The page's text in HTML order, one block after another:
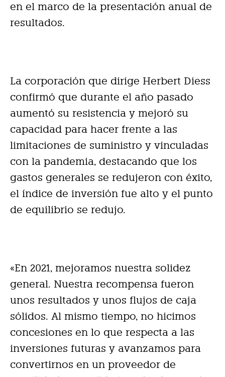
en el marco de la presentación anual de
resultados.
La corporación que dirige Herbert Diess
confirmó que durante el año pasado
aumentó su resistencia y mejoró su
capacidad para hacer frente a las
limitaciones de suministro y vinculadas
con la pandemia, destacando que los
gastos generales se redujeron con éxito,
el índice de inversión fue alto y el punto
de equilibrio se redujo.
«En 2021, mejoramos nuestra solidez
general. Nuestra recompensa fueron
unos resultados y unos flujos de caja
sólidos. Al mismo tiempo, no hicimos
concesiones en lo que respecta a las
inversiones futuras y avanzamos para
convertirnos en un proveedor de